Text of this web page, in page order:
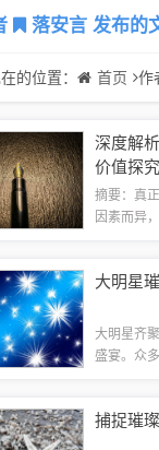
落安言发布的
的位置： 首页 作
深度解
价值探究
摘要：真
因素而异
艺价值。
大明星
大明星齐
盛宴。众
的逐渐亮
捕捉璀